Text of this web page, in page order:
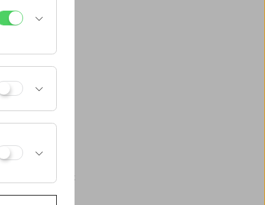
des
Albert Sackl
haben oder
im gegensatz